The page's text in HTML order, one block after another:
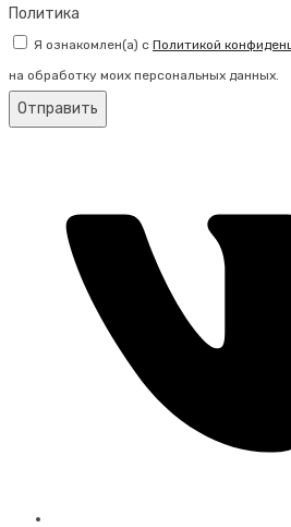
Политика
Я ознакомлен(а) с Политикой
на обработку моих персональных данных.
Отправить